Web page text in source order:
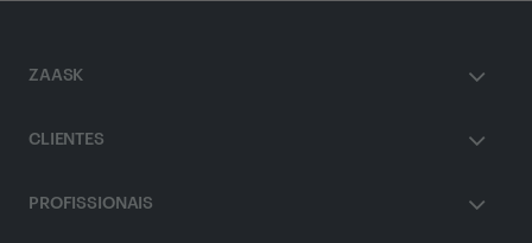
ZAASK
CLIENTES
PROFISSIONAIS